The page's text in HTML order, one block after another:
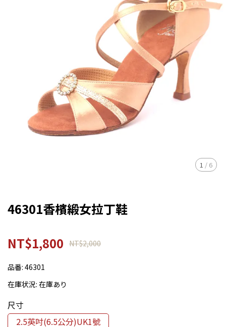
1 / 6
46301香檳緞女拉丁鞋
NT$1,800 NT$2,000
品番: 46301
在庫状況: 在庫あり
尺寸
2.5英吋(6.5公分)UK1號